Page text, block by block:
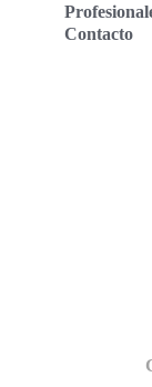
Contacto